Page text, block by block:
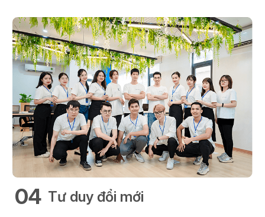
04 Tư duy đổi mới